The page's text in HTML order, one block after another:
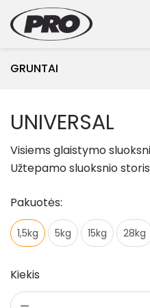
GRUNTAI
Gruntai
Sutvirtinantys gruntai
Spec. paskirties gruntai
Glaistai
Lakai
Klijai
UNIVERSAL
Visiems glaistymo
Užtepamo sluoksnio storis
Pakuotės:
1,5kg 5kg 15kg 28kg
Kiekis